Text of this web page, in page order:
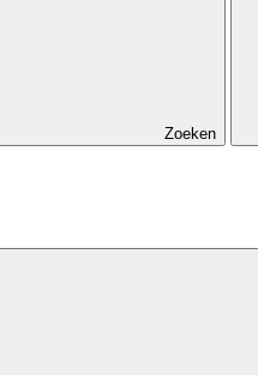
Zoeken